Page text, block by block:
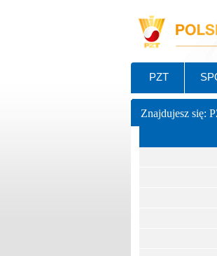
PZT
Znajdujesz się: